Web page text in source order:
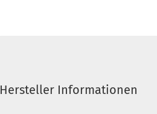
Hersteller Informationen